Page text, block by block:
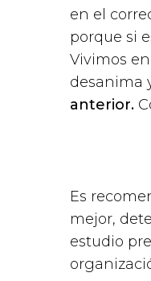
en el
porque si
Vivimos
desanima
anterior.
Es
mejor,
estudio